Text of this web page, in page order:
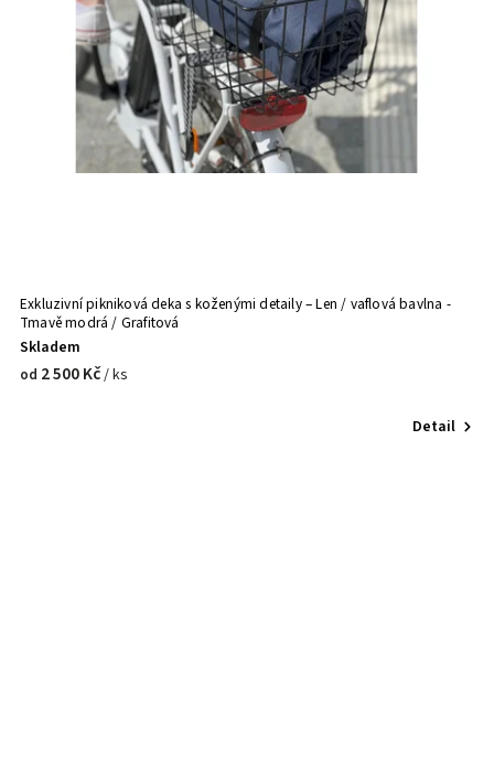
Exkluzivní pikniková deka s koženými detaily – Len / vaflová bavlna -
Tmavě modrá / Grafitová
Skladem
od 2 500 Kč/ ks
Detail